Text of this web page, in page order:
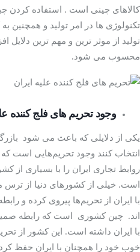
کالاهای چینی است . استفاده کردن
تکنولوژی ها در امر تولید و همچنین به
تولید از موثر ترین و مهم ترین دلایل
محسوب می شود.
وجود تحریم های فلج کننده
یکی از دلایلی که باعث می شود
انتخاب کنند وجود تحریم‌هایی است که
روابط تجاری ایران را با بسیاری از
است. خیلی از کشورهای دنیا از ترس
با ایران از تحریم‌ها پیروی کرده و
اند. چین کشوری است که رابطه
با ایران داشته است. این کشور از
خوب خود را همچنان با ایران حفظ